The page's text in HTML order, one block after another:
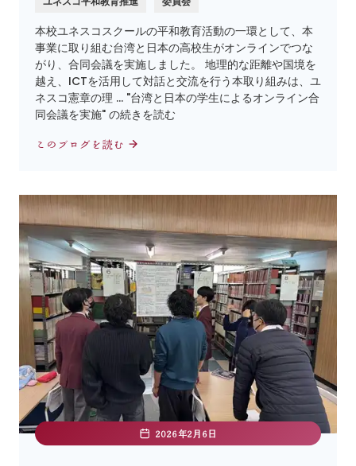
本校ユネスコスクールの平和教育活動の一環として、本
事業に取り組む台湾と日本の高校生がオンラインでつな
がり、合同会議を実施しました。 地理的な距離や国境を
越え、ICTを活用して対話と交流を行う本取り組みは、ユ
ネスコ憲章の理 … "台湾と日本の学生によるオンライン合
同会議を実施" の続きを読む
このブログを読む
2026年2月6日